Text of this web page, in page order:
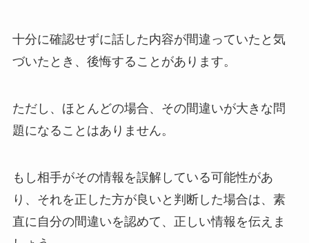
十分に確認せずに話した内容が間違っていたと気
づいたとき、後悔することがあります。
ただし、ほとんどの場合、その間違いが大きな問
題になることはありません。
もし相手がその情報を誤解している可能性があ
り、それを正した方が良いと判断した場合は、素
直に自分の間違いを認めて、正しい情報を伝えま